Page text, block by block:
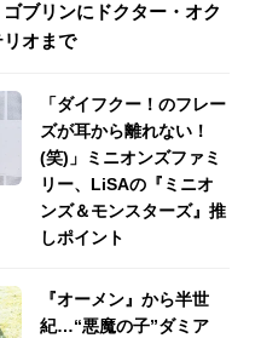
ブリンにドクター・オク
リオまで
「ダイフクー！のフレー
ズが耳から離れない！
(笑)」ミニオンズファミ
リー、LiSAの『ミニオ
ンズ＆モンスターズ』推
しポイント
『オーメン』から半世
紀…“悪魔の子”ダミア